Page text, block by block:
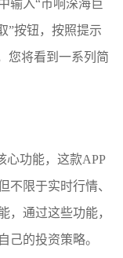
输入“币响深海巨
”按钮，按照提示
您将看到一系列简
心功能，这款APP
不限于实时行情、
，通过这些功能，
己的投资策略。